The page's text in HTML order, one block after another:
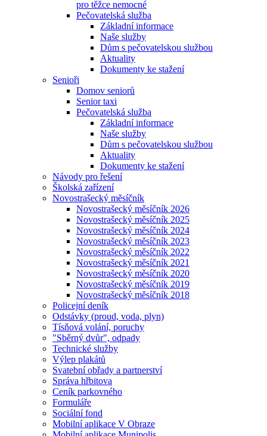
pro těžce nemocné
Pečovatelská služba
Základní informace
Naše služby
Dům s pečovatelskou službou
Aktuality
Dokumenty ke stažení
Senioři
Domov seniorů
Senior taxi
Pečovatelská služba
Základní informace
Naše služby
Dům s pečovatelskou službou
Aktuality
Dokumenty ke stažení
Návody pro řešení
Školská zařízení
Novostrašecký měsíčník
Novostrašecký měsíčník 2026
Novostrašecký měsíčník 2025
Novostrašecký měsíčník 2024
Novostrašecký měsíčník 2023
Novostrašecký měsíčník 2022
Novostrašecký měsíčník 2021
Novostrašecký měsíčník 2020
Novostrašecký měsíčník 2019
Novostrašecký měsíčník 2018
Policejní deník
Odstávky (proud, voda, plyn)
Tísňová volání, poruchy
"Sběrný dvůr", odpady
Technické služby
Výlep plakátů
Svatební obřady a partnerství
Správa hřbitova
Ceník parkovného
Formuláře
Sociální fond
Mobilní aplikace V Obraze